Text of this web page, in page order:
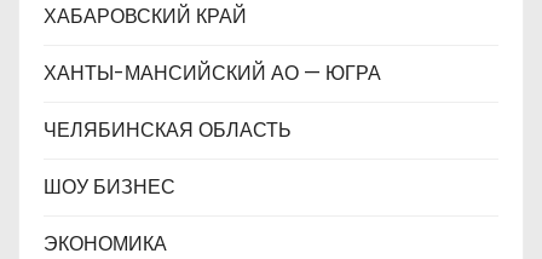
ХАБАРОВСКИЙ КРАЙ
ХАНТЫ-МАНСИЙСКИЙ АО — ЮГРА
ЧЕЛЯБИНСКАЯ ОБЛАСТЬ
ШОУ БИЗНЕС
ЭКОНОМИКА